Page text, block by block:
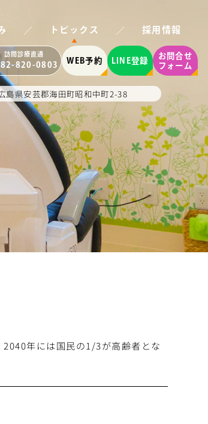
／ トピックス ／ 採用情報
訪問診療直通
820-0803
WEB予約 LINE登録
お問合せ
フォーム
島県安芸郡海田町昭和中町2-38
年には国民の1/3が高齢者とな